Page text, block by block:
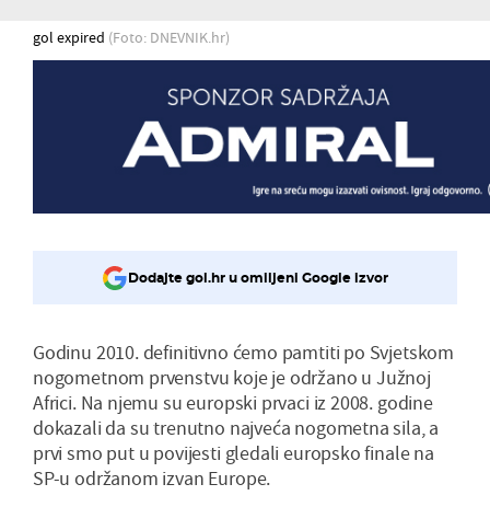
gol expired (Foto: DNEVNIK.hr)
Dodajte gol.hr u omiljeni Google izvor
Godinu 2010. definitivno ćemo pamtiti po Svjetskom
nogometnom prvenstvu koje je održano u Južnoj
Africi. Na njemu su europski prvaci iz 2008. godine
dokazali da su trenutno najveća nogometna sila, a
prvi smo put u povijesti gledali europsko finale na
SP-u održanom izvan Europe.